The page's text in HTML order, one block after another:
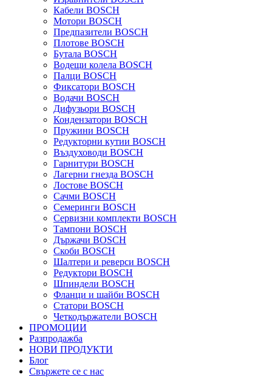
Кабели BOSCH
Мотори BOSCH
Предпазители BOSCH
Плотове BOSCH
Бутала BOSCH
Водещи колела BOSCH
Палци BOSCH
Фиксатори BOSCH
Водачи BOSCH
Дифузьори BOSCH
Кондензатори BOSCH
Пружини BOSCH
Редукторни кутии BOSCH
Въздуховоди BOSCH
Гарнитури BOSCH
Лагерни гнезда BOSCH
Лостове BOSCH
Сачми BOSCH
Семеринги BOSCH
Сервизни комплекти BOSCH
Тампони BOSCH
Държачи BOSCH
Скоби BOSCH
Шалтери и реверси BOSCH
Редуктори BOSCH
Шпиндели BOSCH
Фланци и шайби BOSCH
Статори BOSCH
Четкодържатели BOSCH
ПРОМОЦИИ
Разпродажба
НОВИ ПРОДУКТИ
Блог
Свържете се с нас